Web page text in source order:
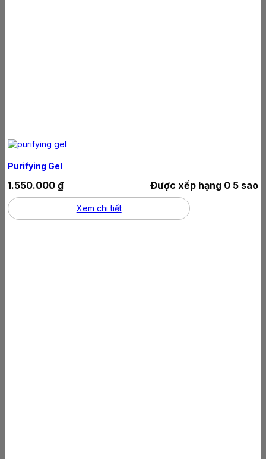
Purifying Gel
Được xếp hạng 0 5 sao
1.550.000 ₫
Xem chi tiết